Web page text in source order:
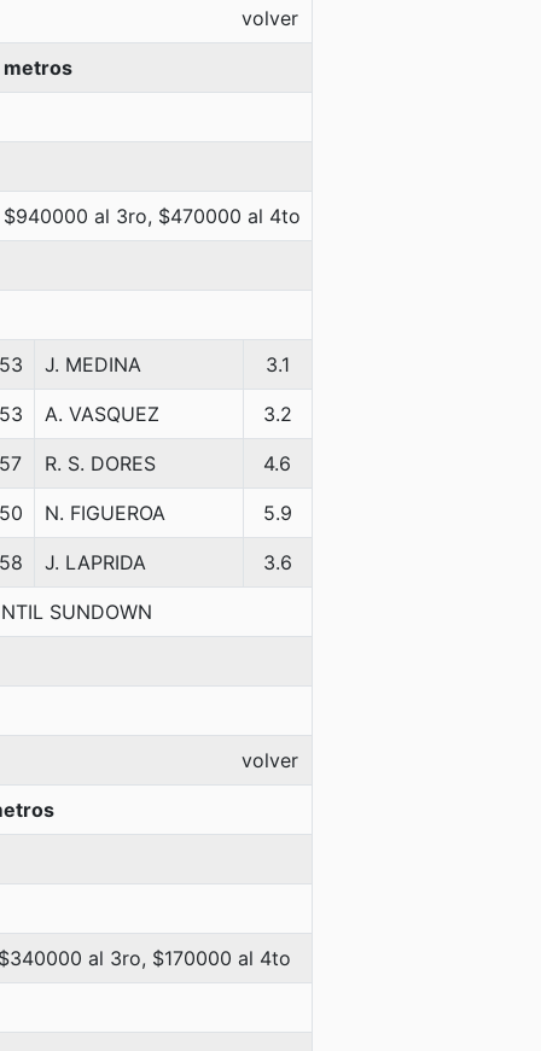
volver
metros
$940000 al 3ro, $470000 al 4to
J. MEDINA 3.1
A. VASQUEZ 3.2
57 R. S. DORES 4.6
N. FIGUEROA 5.9
J. LAPRIDA 3.6
SUNDOWN
volver
al 3ro, $170000 al 4to